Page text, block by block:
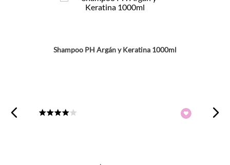
Shampoo PH Argán y Keratina 1000ml